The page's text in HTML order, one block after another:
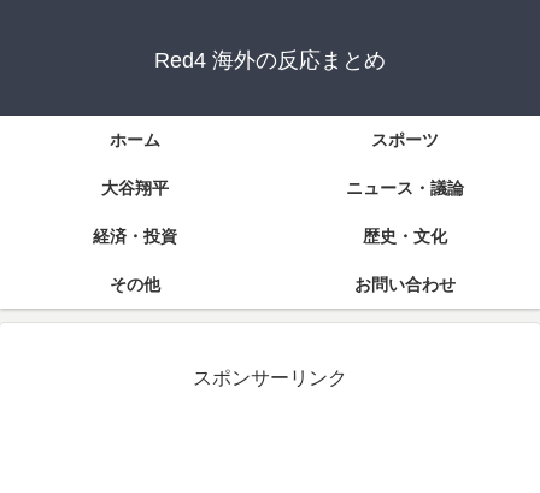
Red4 海外の反応まとめ
ホーム スポーツ
大谷翔平 ニュース・議論
経済・投資 歴史・文化
その他 お問い合わせ
スポンサーリンク